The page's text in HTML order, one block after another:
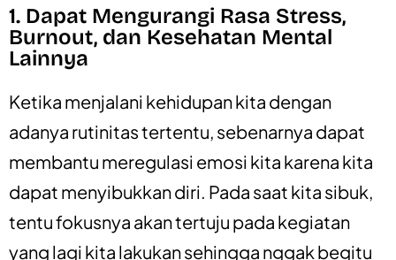
1. Dapat Mengurangi Rasa Stress,
Burnout, dan Kesehatan Mental
Lainnya
Ketika menjalani kehidupan kita dengan
adanya rutinitas tertentu, sebenarnya dapat
membantu meregulasi emosi kita karena kita
dapat menyibukkan diri. Pada saat kita sibuk,
tentu fokusnya akan tertuju pada kegiatan
yang lagi kita lakukan sehingga nggak begitu